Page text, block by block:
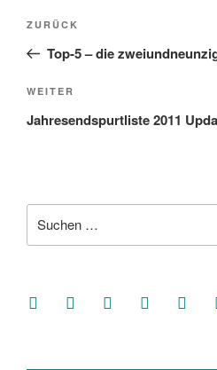
Beitragsnavigation
Vorheriger
Beitrag
ZURÜCK
Top-5 – die
Nächster
Beitrag
WEITER
Jahresendspurtliste 2011
nach:
facebooksoundcloud
twitter mastodon